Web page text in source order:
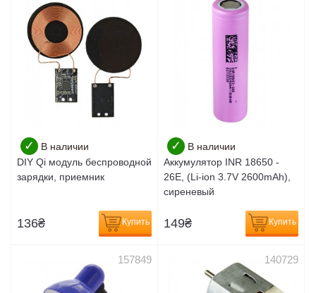
✓
В наличии
DIY Qi модуль беспроводной
зарядки, приемник
136₴ Купить
✓
В наличии
Аккумулятор INR 18650 -
26E, (Li-ion 3.7V 2600mAh),
сиреневый
149₴ Купить
157849 140729